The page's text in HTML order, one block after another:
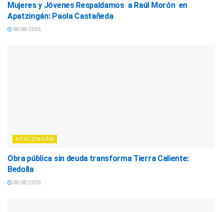
Mujeres y Jóvenes Respaldamos a Raúl Morón en
Apatzingán: Paola Castañeda
08/08/2026
APATZINGÁN
Obra pública sin deuda transforma Tierra Caliente:
Bedolla
08/08/2026